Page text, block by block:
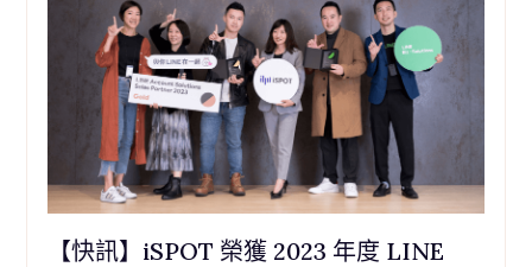
【快訊】iSPOT 榮獲 2023 年度 LINE